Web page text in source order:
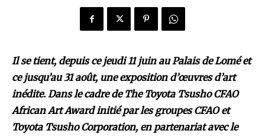
Il se tient, depuis ce jeudi 11 juin au Palais de Lomé et
ce jusqu’au 31 août, une exposition d’œuvres d’art
inédite. Dans le cadre de The Toyota Tsusho CFAO
African Art Award initié par les groupes CFAO et
Toyota Tsusho Corporation, en partenariat avec le